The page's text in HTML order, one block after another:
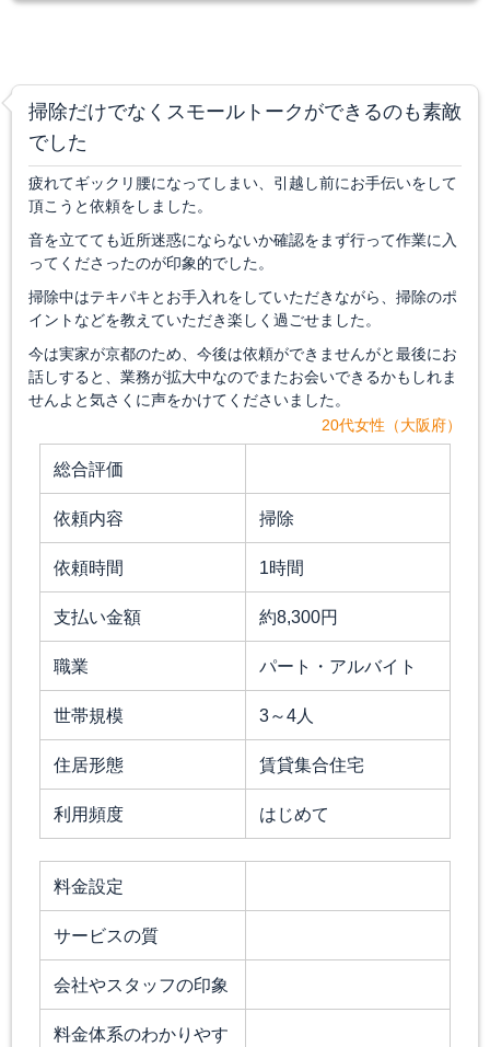
掃除だけでなくスモールトークができるのも素敵
でした
疲れてギックリ腰になってしまい、引越し前にお手伝いをして
頂こうと依頼をしました。
音を立てても近所迷惑にならないか確認をまず行って作業に入
ってくださったのが印象的でした。
掃除中はテキパキとお手入れをしていただきながら、掃除のポ
イントなどを教えていただき楽しく過ごせました。
今は実家が京都のため、今後は依頼ができませんがと最後にお
話しすると、業務が拡大中なのでまたお会いできるかもしれま
せんよと気さくに声をかけてくださいました。
20代女性（大阪府）
総合評価
依頼内容 掃除
依頼時間 1時間
支払い金額 約8,300円
職業 パート・アルバイト
世帯規模 3～4人
住居形態 賃貸集合住宅
利用頻度 はじめて
料金設定
サービスの質
会社やスタッフの印象
料金体系のわかりやす